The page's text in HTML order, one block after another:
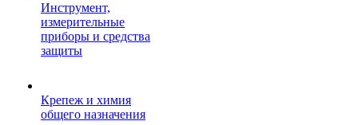
Инструмент,
измерительные
приборы и средства
защиты
Крепеж и химия
общего назначения